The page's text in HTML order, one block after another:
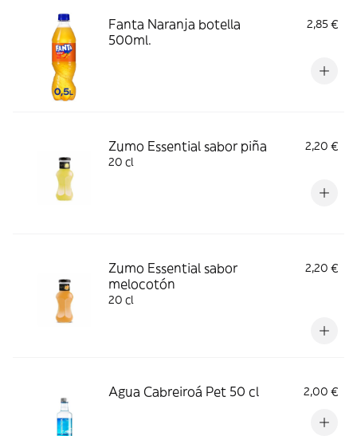
Fanta Naranja botella
500ml.
2,85 €
Zumo Essential sabor piña
2,20 €
20 cl
Zumo Essential sabor
melocotón
2,20 €
20 cl
Agua Cabreiroá Pet 50 cl 2,00 €